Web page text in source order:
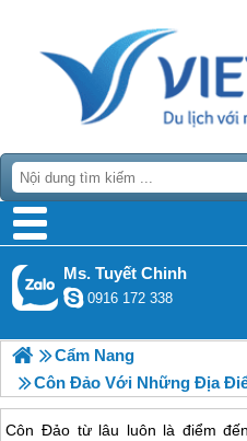
Ms. Tuyết Chinh
0916 172 338
Cẩm Nang
Côn Đảo Với Những Địa Điểm Check In
Côn Đảo từ lâu luôn là điểm